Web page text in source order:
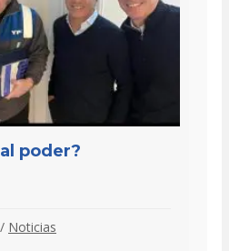
poder?
/ Noticias